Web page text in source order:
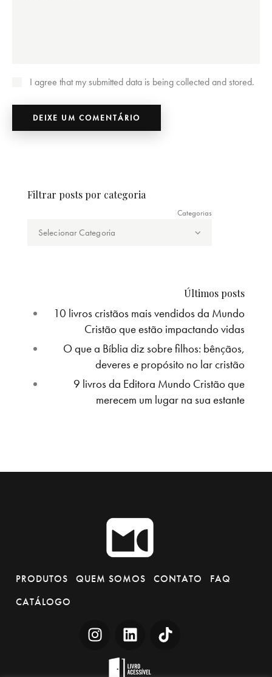
I agree that my submitted data is being collected and stored.
Filtrar posts por categoria
Categorias
Últimos posts
10 livros cristãos mais vendidos da Mundo
Cristão que estão impactando vidas
O que a Bíblia diz sobre filhos: bênçãos,
deveres e propósito no lar cristão
9 livros da Editora Mundo Cristão que
merecem um lugar na sua estante
PRODUTOS QUEM SOMOS CONTATO
FAQ
CATÁLOGO